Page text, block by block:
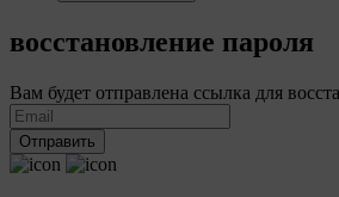
восстановление пароля
Вам будет отправлена ссылка для
Отправить